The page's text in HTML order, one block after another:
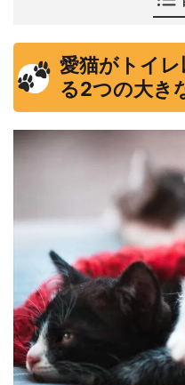
愛猫がトイ
る2つの大き